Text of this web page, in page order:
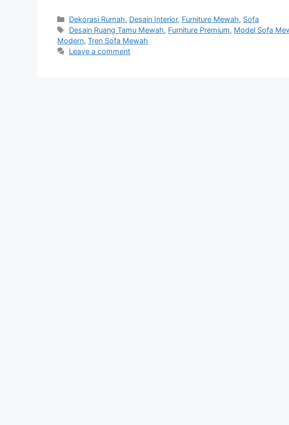
Categories
Dekorasi Rumah, Desain Interior, Furniture Mewah, Sofa
Tags
Desain Ruang Tamu Mewah, Furniture Premium, Model Sofa
Modern, Tren Sofa Mewah
Leave a comment